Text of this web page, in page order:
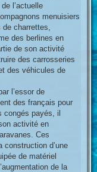
l’actuelle
menuisiers
charrettes,
des berlines en
de son activité
des carrosseries
des véhicules de
l’essor de
des français pour
congés payés, il
activité en
Ces
d’une
de matériel
de la